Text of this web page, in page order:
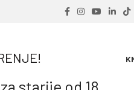
starije od 18